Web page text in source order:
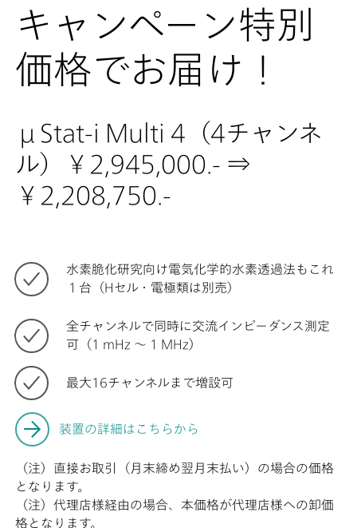
キャンペーン特別
価格でお届け！
μStat-i Multi 4（4チャンネ
ル）￥2,945,000.- ⇒
￥2,208,750.-
水素脆化研究向け電気化学的水素透過法もこれ
１台（Hセル・電極類は別売）
全チャンネルで同時に交流インピーダンス測定
可（1 mHz ～ 1 MHz）
最大16チャンネルまで増設可
装置の詳細はこちらから
（注）直接お取引（月末締め翌月末払い）の場合の価格
となります。
（注）代理店様経由の場合、本価格が代理店様への卸価
格となります。